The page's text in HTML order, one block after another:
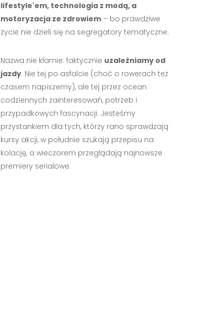
lifestyle'em, technologia z modą, a
motoryzacja ze zdrowiem– bo prawdziwe
życie nie dzieli się na segregatory tematyczne.
Nazwa nie kłamie: faktycznie uzależniamy od
jazdy. Nie tej po asfalcie (choć o rowerach też
czasem napiszemy), ale tej przez ocean
codziennych zainteresowań, potrzeb i
przypadkowych fascynacji. Jesteśmy
przystankiem dla tych, którzy rano sprawdzają
kursy akcji, w południe szukają przepisu na
kolację, a wieczorem przeglądają najnowsze
premiery serialowe.